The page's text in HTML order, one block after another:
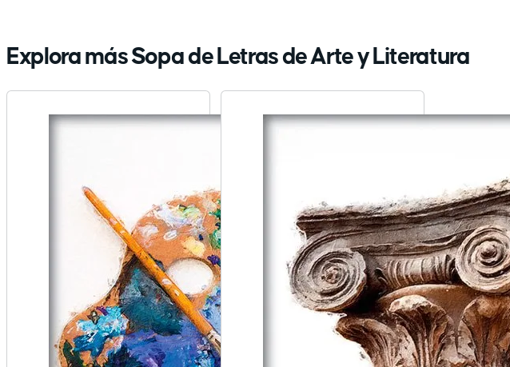
Explora más Sopa de Letras de Arte y Literatura